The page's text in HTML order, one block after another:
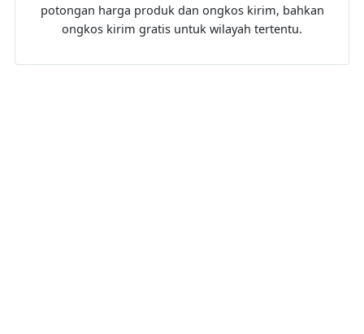
potongan harga produk dan ongkos kirim, bahkan
ongkos kirim gratis untuk wilayah tertentu.